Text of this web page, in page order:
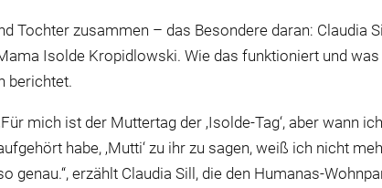
Tochter zusammen – das Besondere daran: Claudia
Isolde Kropidlowski. Wie das funktioniert und was
berichtet.
mich ist der Muttertag der ‚Isolde-Tag‘, aber wann
habe, ‚Mutti‘ zu ihr zu sagen, weiß ich nicht
genau.“, erzählt Claudia Sill, die den Humanas-